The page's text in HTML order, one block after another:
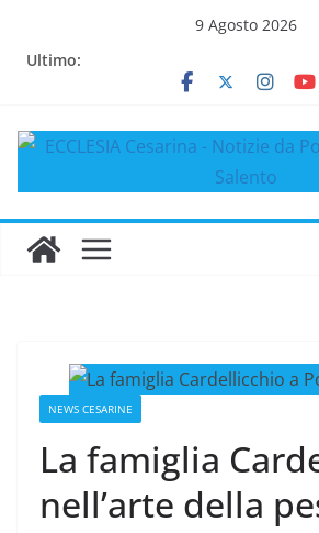
9 Agosto 2026
Ultimo:
NEWS CESARINE
La famiglia
nell’arte della